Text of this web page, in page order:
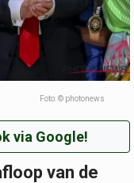
Foto: © photonews
via Google!
van de